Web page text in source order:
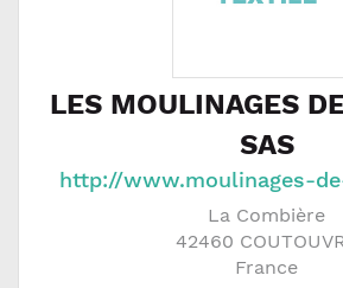
LES MOULINAGES
SAS
http://www.moulinages-
La Combière
42460
France